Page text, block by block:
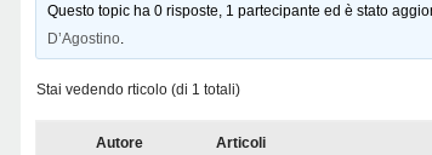
Questo topic ha 0 risposte, 1 partecipante ed è stato
D’Agostino.
Stai vedendo rticolo (di 1 totali)
Autore Articoli